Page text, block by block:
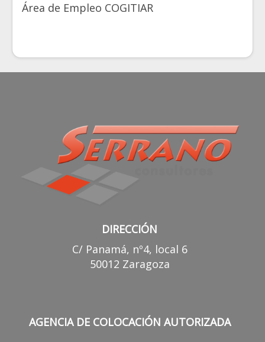
Área de Empleo COGITIAR
DIRECCIÓN
C/ Panamá, nº4, local 6
50012 Zaragoza
AGENCIA DE COLOCACIÓN AUTORIZADA